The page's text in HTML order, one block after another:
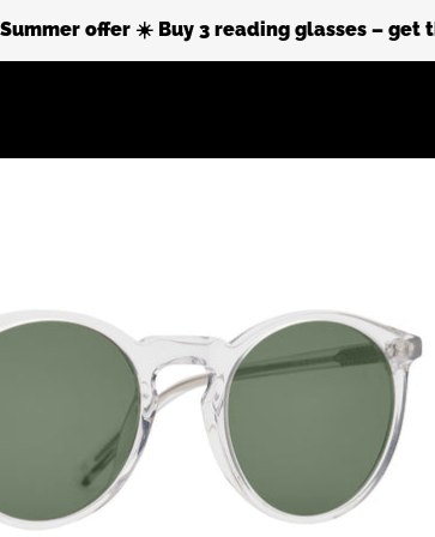
Summer offer ☀️ Buy 3 reading glasses – get